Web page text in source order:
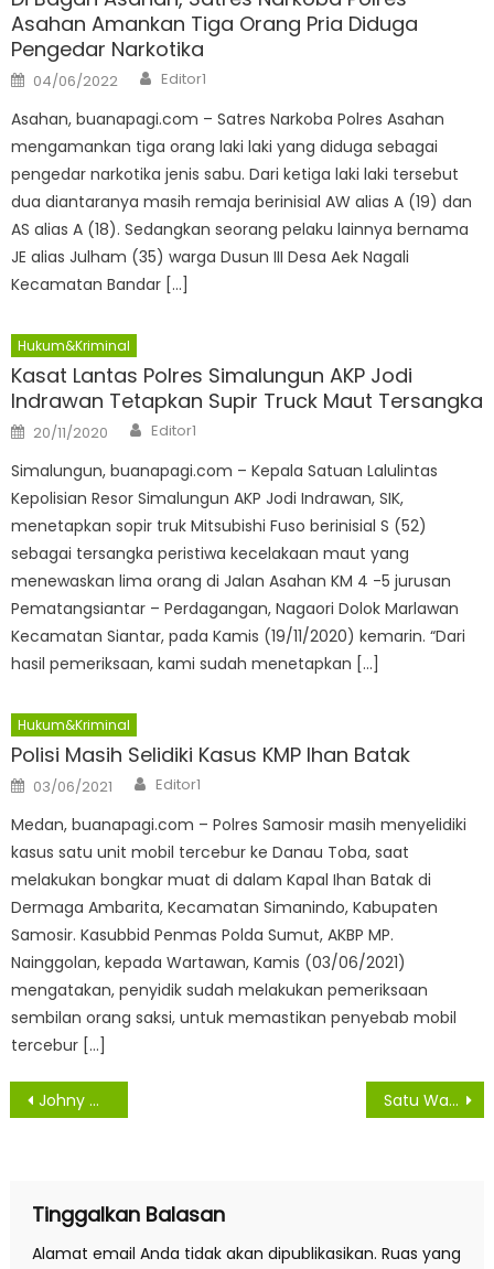
Asahan Amankan Tiga Orang Pria Diduga
Pengedar Narkotika
Posted
on
04/06/2022 Author
Editor1
Asahan, buanapagi.com – Satres Narkoba Polres Asahan
mengamankan tiga orang laki laki yang diduga sebagai
pengedar narkotika jenis sabu. Dari ketiga laki laki tersebut
dua diantaranya masih remaja berinisial AW alias A (19) dan
AS alias A (18). Sedangkan seorang pelaku lainnya bernama
JE alias Julham (35) warga Dusun III Desa Aek Nagali
Kecamatan Bandar […]
Hukum&Kriminal
Kasat Lantas Polres Simalungun AKP Jodi
Indrawan Tetapkan Supir Truck Maut Tersangka
Posted
on
20/11/2020 Author
Editor1
Simalungun, buanapagi.com – Kepala Satuan Lalulintas
Kepolisian Resor Simalungun AKP Jodi Indrawan, SIK,
menetapkan sopir truk Mitsubishi Fuso berinisial S (52)
sebagai tersangka peristiwa kecelakaan maut yang
menewaskan lima orang di Jalan Asahan KM 4 -5 jurusan
Pematangsiantar – Perdagangan, Nagaori Dolok Marlawan
Kecamatan Siantar, pada Kamis (19/11/2020) kemarin. “Dari
hasil pemeriksaan, kami sudah menetapkan […]
Hukum&Kriminal
Polisi Masih Selidiki Kasus KMP Ihan Batak
Posted
on
03/06/2021 Author
Editor1
Medan, buanapagi.com – Polres Samosir masih menyelidiki
kasus satu unit mobil tercebur ke Danau Toba, saat
melakukan bongkar muat di dalam Kapal Ihan Batak di
Dermaga Ambarita, Kecamatan Simanindo, Kabupaten
Samosir. Kasubbid Penmas Polda Sumut, AKBP MP.
Nainggolan, kepada Wartawan, Kamis (03/06/2021)
mengatakan, penyidik sudah melakukan pemeriksaan
sembilan orang saksi, untuk memastikan penyebab mobil
tercebur […]
Navigasi
Johny Manurung : Melalui PPMA Kabupaten Asahan Harus Hebat Satu Warga Asahan Konfirmasi Dan Empat Sembuh Dari Virus Covid -19
Tinggalkan Balasan
Alamat email Anda tidak akan dipublikasikan. Ruas yang